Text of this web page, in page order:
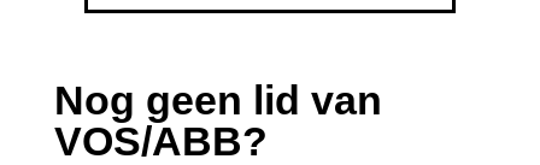
Nog geen lid van
VOS/ABB?